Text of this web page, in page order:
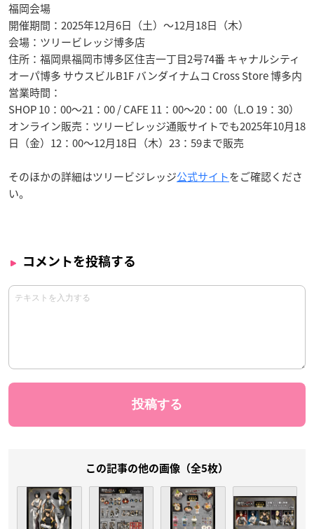
福岡会場
開催期間：2025年12月6日（土）〜12月18日（木）
会場：ツリービレッジ博多店
住所：福岡県福岡市博多区住吉一丁目2号74番 キャナルシティ
オーパ博多 サウスビルB1F バンダイナムコ Cross Store 博多内
営業時間：
SHOP 10：00〜21：00 / CAFE 11：00〜20：00（L.O 19：30）
オンライン販売：ツリービレッジ通販サイトでも2025年10月18
日（金）12：00〜12月18日（木）23：59まで販売
そのほかの詳細はツリービジレッジ公式サイトをご確認くださ
い。
コメントを投稿する
この記事の他の画像（全5枚）